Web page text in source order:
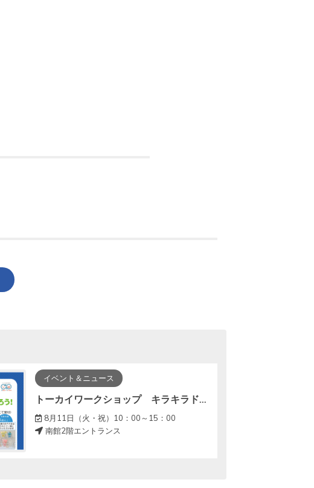
イベント＆ニュース
トーカイワークショップ キラキラドリンクキーホルダーを作ろう！
8月11日（火・祝）10：00～15：00
南館2階エントランス